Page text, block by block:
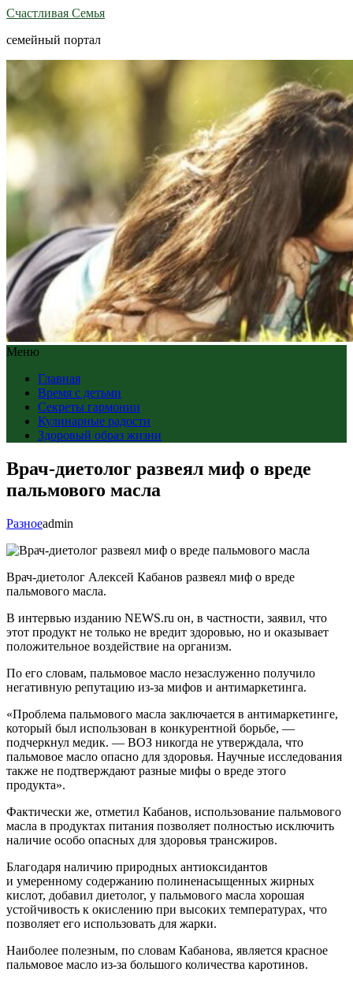
Счастливая Семья
семейный портал
Меню
Главная
Время с детьми
Секреты гармонии
Кулинарные радости
Здоровый образ жизни
Врач-диетолог развеял миф о вреде
пальмового масла
Разноеadmin
Врач-диетолог Алексей Кабанов развеял миф о вреде
пальмового масла.
В интервью изданию NEWS.ru он, в частности, заявил, что
этот продукт не только не вредит здоровью, но и оказывает
положительное воздействие на организм.
По его словам, пальмовое масло незаслуженно получило
негативную репутацию из-за мифов и антимаркетинга.
«Проблема пальмового масла заключается в антимаркетинге,
который был использован в конкурентной борьбе, —
подчеркнул медик. — ВОЗ никогда не утверждала, что
пальмовое масло опасно для здоровья. Научные исследования
также не подтверждают разные мифы о вреде этого
продукта».
Фактически же, отметил Кабанов, использование пальмового
масла в продуктах питания позволяет полностью исключить
наличие особо опасных для здоровья трансжиров.
Благодаря наличию природных антиоксидантов
и умеренному содержанию полиненасыщенных жирных
кислот, добавил диетолог, у пальмового масла хорошая
устойчивость к окислению при высоких температурах, что
позволяет его использовать для жарки.
Наиболее полезным, по словам Кабанова, является красное
пальмовое масло из-за большого количества каротинов.